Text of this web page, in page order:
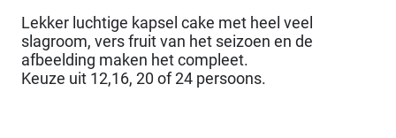
Lekker luchtige kapsel cake met heel veel
slagroom, vers fruit van het seizoen en de
afbeelding maken het compleet.
Keuze uit 12,16, 20 of 24 persoons.